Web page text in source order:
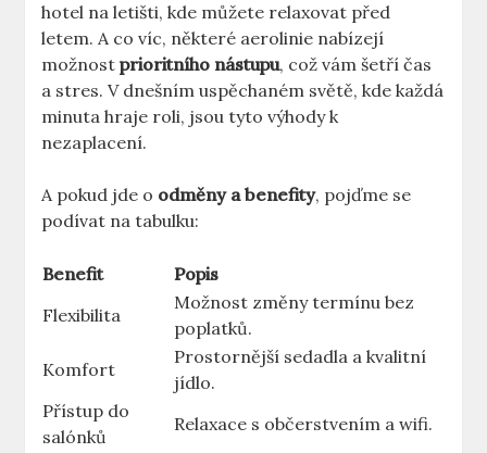
hotel na letišti, kde můžete relaxovat před
letem. A co víc, některé aerolinie nabízejí
možnostprioritního nástupu, což vám šetří čas
a stres. V dnešním uspěchaném světě, kde každá
minuta hraje roli, jsou tyto výhody k
nezaplacení.
A pokud jde o odměny a benefity, pojďme se
podívat na tabulku:
Benefit
Popis
Flexibilita
Možnost změny termínu bez
poplatků.
Komfort
Prostornější sedadla a kvalitní
jídlo.
Přístup do
salónků
Relaxace s občerstvením a wifi.